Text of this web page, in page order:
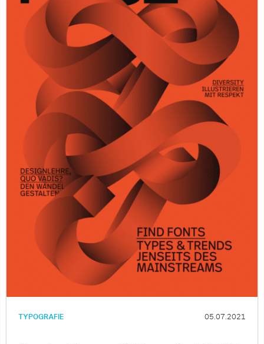
TYPOGRAFIE 05.07.2021